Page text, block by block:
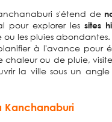
s'étend de
pour explorer les sites
les pluies
à l'avance pour
chaleur ou de pluie,
la ville sous un
Kanchanaburi